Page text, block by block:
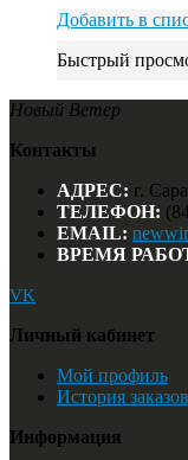
Добавить в
Быстрый
Новый Ветер
Контакты
АДРЕС: г.
ТЕЛЕФОН:
EMAIL:
ВРЕМЯ
VK
Личный кабинет
Мой профиль
История заказов
Информация